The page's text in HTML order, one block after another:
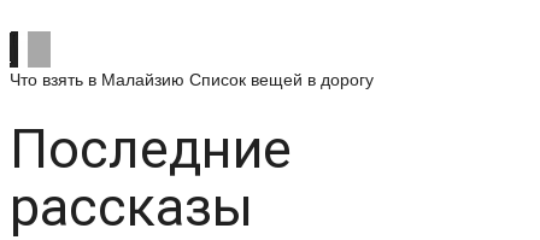
Что взять в Малайзию Список вещей в дорогу
Последние
рассказы